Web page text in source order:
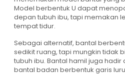
Model berbentuk U dapat
depan tubuh ibu, tapi memakan
tempat tidur.
Sebagai alternatif, bantal
sedikit ruang, tapi mungkin tidak
tubuh ibu. Bantal hamil juga
bantal badan berbentuk garis